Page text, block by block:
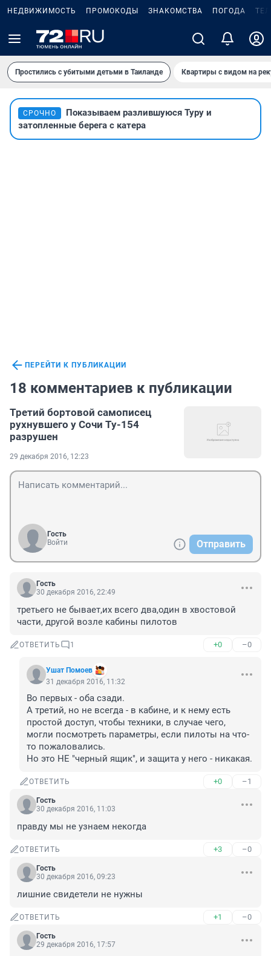
НЕДВИЖИМОСТЬ ПРОМОКОДЫ ЗНАКОМСТВА ПОГОДА
Простились с убитыми детьми в Таиланде Квартиры с видом на
СРОЧНО
Показываем разлившуюся Туру и
затопленные берега с катера
ПЕРЕЙТИ К ПУБЛИКАЦИИ
18 комментариев к публикации
Третий бортовой самописец
рухнувшего у Сочи Ту-154
разрушен
29 декабря 2016, 12:23
Гость
Войти
Отправить
Гость
30 декабря 2016, 22:49
третьего не бывает,их всего два,один в хвостовой
части, другой возле кабины пилотов
ОТВЕТИТЬ 1 +0 –0
Ушат Помоев
31 декабря 2016, 11:32
Во первых - оба сзади.
А третий, но не всегда - в кабине, и к нему есть
простой доступ, чтобы техники, в случае чего,
могли посмотреть параметры, если пилоты на что-
то пожаловались.
Но это НЕ "черный ящик", и защита у него - никакая.
ОТВЕТИТЬ +0 –1
Гость
30 декабря 2016, 11:03
правду мы не узнаем некогда
ОТВЕТИТЬ +3 –0
Гость
30 декабря 2016, 09:23
лишние свидетели не нужны
ОТВЕТИТЬ +1 –0
Гость
29 декабря 2016, 17:57